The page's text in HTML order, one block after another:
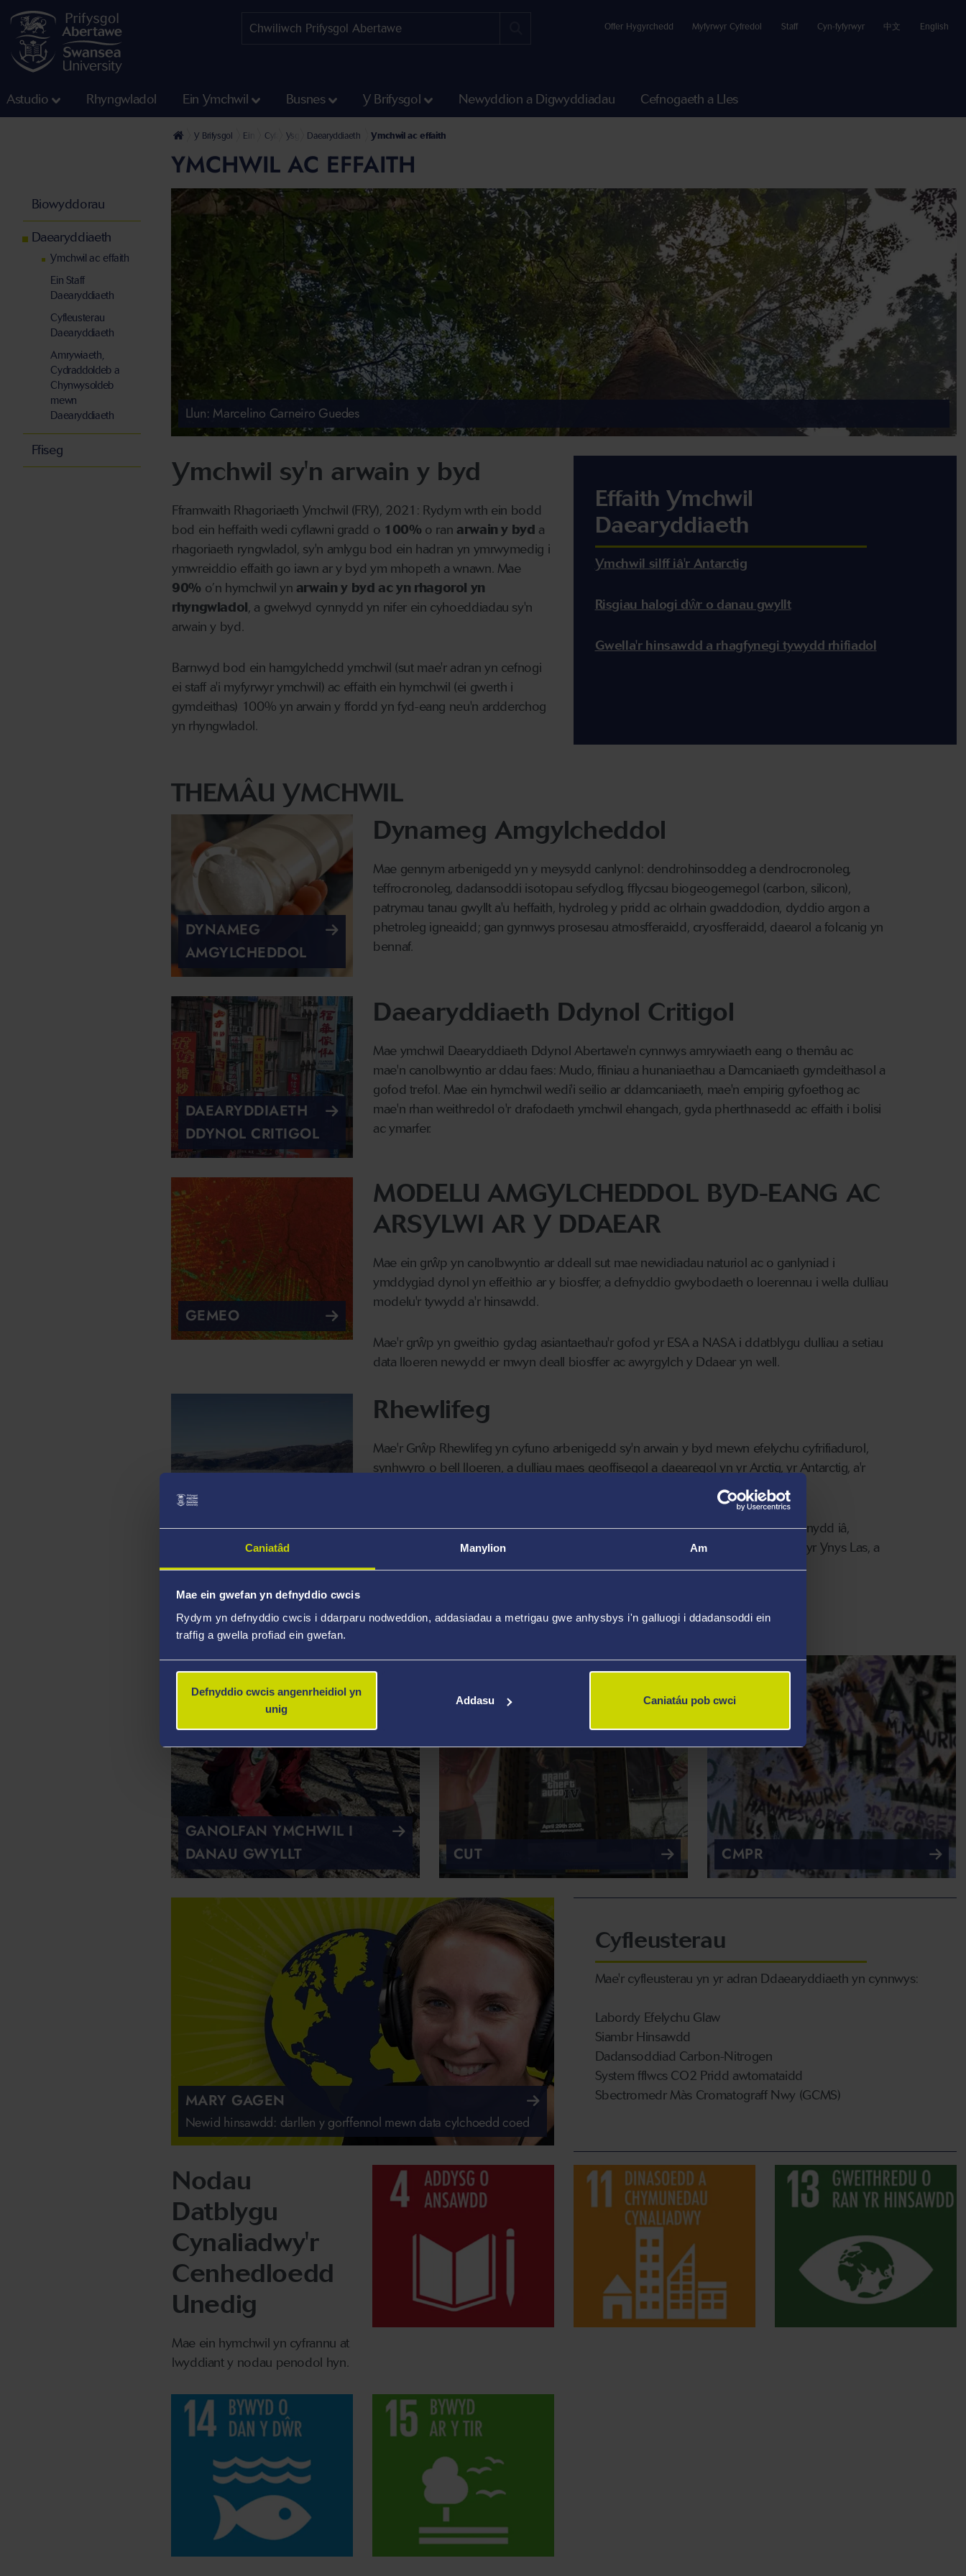
Caniatâd Manylion Am
Mae ein gwefan yn defnyddio cwcis
Rydym yn defnyddio cwcis i ddarparu nodweddion, addasiadau a metrigau gwe anhysbys i'n galluogi i ddadansoddi ein
traffig a gwella profiad ein gwefan.
Defnyddio cwcis angenrheidiol yn
unig
Addasu Caniatáu pob cwci
Offer Hygyrchedd Myfyrwyr Cyfredol Staff Cyn-fyfyrwyr 中文 English
Astudio Rhyngwladol Ein Ymchwil Busnes Y Brifysgol Newyddion a Digwyddiadau Cefnogaeth a Lles
Y Brifysgol Ein Cyfadrannau
Cyfadran Gwyddoniaeth a Pheirianneg
Ysgol y Biowyddorau, Daearyddiaeth a Ffiseg
Daearyddiaeth Ymchwil ac effaith
YMCHWIL AC EFFAITH
Llun: Marcelino Carneiro Guedes
Ymchwil sy'n arwain y byd
Fframwaith Rhagoriaeth Ymchwil (FRY), 2021: Rydym wrth ein bodd
bod ein heffaith wedi cyflawni gradd o 100% o ranarwain y byd a
rhagoriaeth ryngwladol, sy'n amlygu bod ein hadran yn ymrwymedig i
ymwreiddio effaith go iawn ar y byd ym mhopeth a wnawn. Mae
90% o’n hymchwil yn arwain y byd ac yn rhagorol yn
rhyngwladol, a gwelwyd cynnydd yn nifer ein cyhoeddiadau sy'n
arwain y byd.
Barnwyd bod ein hamgylchedd ymchwil (sut mae'r adran yn cefnogi
ei staff a'i myfyrwyr ymchwil) ac effaith ein hymchwil (ei gwerth i
gymdeithas) 100% yn arwain y ffordd yn fyd-eang neu'n ardderchog
yn rhyngwladol.
Effaith Ymchwil
Daearyddiaeth
Ymchwil silff iâ'r Antarctig
Risgiau halogi dŵr o danau gwyllt
Gwella'r hinsawdd a rhagfynegi tywydd rhifiadol
THEMÂU YMCHWIL
DYNAMEG
AMGYLCHEDDOL
Dynameg Amgylcheddol
Mae gennym arbenigedd yn y meysydd canlynol: dendrohinsoddeg a dendrocronoleg,
teffrocronoleg, dadansoddi isotopau sefydlog, fflycsau biogeogemegol (carbon, silicon),
patrymau tanau gwyllt a'u heffaith, hydroleg y pridd ac olrhain gwaddodion, dyddio argon a
phetroleg igneaidd; gan gynnwys prosesau atmosfferaidd, cryosfferaidd, daearol a folcanig yn
bennaf.
DAEARYDDIAETH
DDYNOL CRITIGOL
Daearyddiaeth Ddynol Critigol
Mae ymchwil Daearyddiaeth Ddynol Abertawe'n cynnwys amrywiaeth eang o themâu ac
mae'n canolbwyntio ar ddau faes: Mudo, ffiniau a hunaniaethau a Damcaniaeth gymdeithasol a
gofod trefol. Mae ein hymchwil wedi'i seilio ar ddamcaniaeth, mae'n empirig gyfoethog ac
mae'n rhan weithredol o'r drafodaeth ymchwil ehangach, gyda pherthnasedd ac effaith i bolisi
ac ymarfer.
GEMEO
MODELU AMGYLCHEDDOL BYD-EANG AC
ARSYLWI AR Y DDAEAR
Mae ein grŵp yn canolbwyntio ar ddeall sut mae newidiadau naturiol ac o ganlyniad i
ymddygiad dynol yn effeithio ar y biosffer, a defnyddio gwybodaeth o loerennau i wella dulliau
modelu'r tywydd a'r hinsawdd.
Mae'r grŵp yn gweithio gydag asiantaethau'r gofod yr ESA a NASA i ddatblygu dulliau a setiau
data lloeren newydd er mwyn deall biosffer ac awyrgylch y Ddaear yn well.
RHEWLIFEG
Rhewlifeg
Mae'r Grŵp Rhewlifeg yn cyfuno arbenigedd sy'n arwain y byd mewn efelychu cyfrifiadurol,
synhwyro o bell lloeren, a dulliau maes geoffisegol a daearegol yn yr Arctig, yr Antarctig, a'r
Nodir yn arbennig am hyrwyddo dealltwriaeth o sefydlogrwydd silff iâ, calfin mynydd iâ,
ymchwydd rhewlifoedd, llif ffrwd iâ a rhyngweithiadau pridd solet yn Antarctica, yr Ynys Las, a
Svalbard.
Canolfannau Ymchwil
GANOLFAN YMCHWIL I
DANAU GWYLLT
CUT CMPR
MARY GAGEN
Newid hinsawdd: darllen y gorffennol mewn data cylchoedd coed
Cyfleusterau
Mae'r cyfleusterau yn yr adran Ddaearyddiaeth yn cynnwys:
Labordy Efelychu Glaw
Siambr Hinsawdd
Dadansoddiad Carbon-Nitrogen
System fflwcs CO2 Pridd awtomataidd
Sbectromedr Màs Cromatograff Nwy (GCMS)
Nodau
Datblygu
Cynaliadwy'r
Cenhedloedd
Unedig
Mae ein hymchwil yn cyfrannu at
lwyddiant y nodau penodol hyn.
Biowyddorau
Daearyddiaeth
Ymchwil ac effaith
Ein Staff
Daearyddiaeth
Cyfleusterau
Daearyddiaeth
Amrywiaeth,
Cydraddoldeb a
Chynwysoldeb
mewn
Daearyddiaeth
Ffiseg